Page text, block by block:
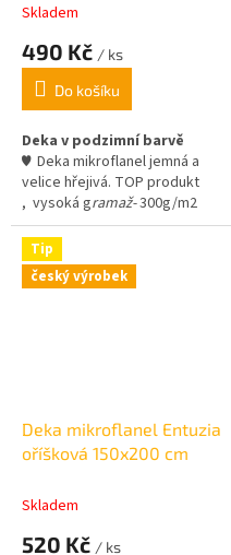
Skladem
490 Kč / ks
Do košíku
Deka v podzimní barvě
♥ Deka mikroflanel jemná a
velice hřejivá. TOP produkt
, vysoká gramaž-300g/m2
Tip
český výrobek
Deka mikroflanel Entuzia
oříšková 150x200 cm
Skladem
520 Kč / ks